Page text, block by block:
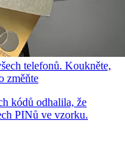
telefonů. Koukněte,
změňte
kódů odhalila, že
PINů ve vzorku.